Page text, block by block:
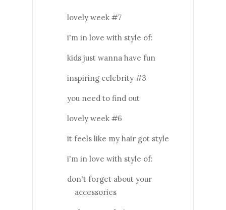
lovely week #7
i'm in love with style of:
kids just wanna have fun
inspiring celebrity #3
you need to find out
lovely week #6
it feels like my hair got style
i'm in love with style of:
don't forget about your
accessories